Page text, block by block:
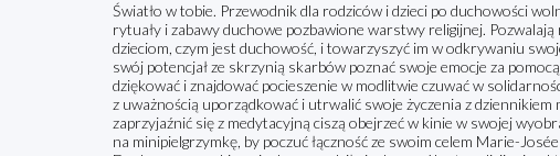
Światło w tobie. Przewodnik dla rodziców i dzieci po duchowości
rytuały i zabawy duchowe pozbawione warstwy religijnej.
dzieciom, czym jest duchowość, i towarzyszyć im w odkrywaniu
swój potencjał ze skrzynią skarbów poznać swoje emocje za
dziękować i znajdować pocieszenie w modlitwie czuwać w
z uważnością uporządkować i utrwalić swoje życzenia z
zaprzyjaźnić się z medytacyjną ciszą obejrzeć w kinie w swojej
na minipielgrzymkę, by poczuć łączność ze swoim celem Marie-